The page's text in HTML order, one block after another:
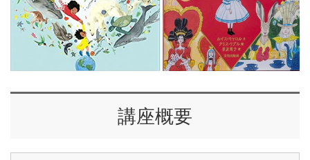
【ご用意いただく絵本について】
「開講」が決まりました。ご案内のテキストのご準備をお
願いたします。詳細は追ってご案内いたします。
〈●絵本「A Wild Walk to School」（Rebecca Cobb） 作
出版社：Macmillan Children's Books）
講座概要